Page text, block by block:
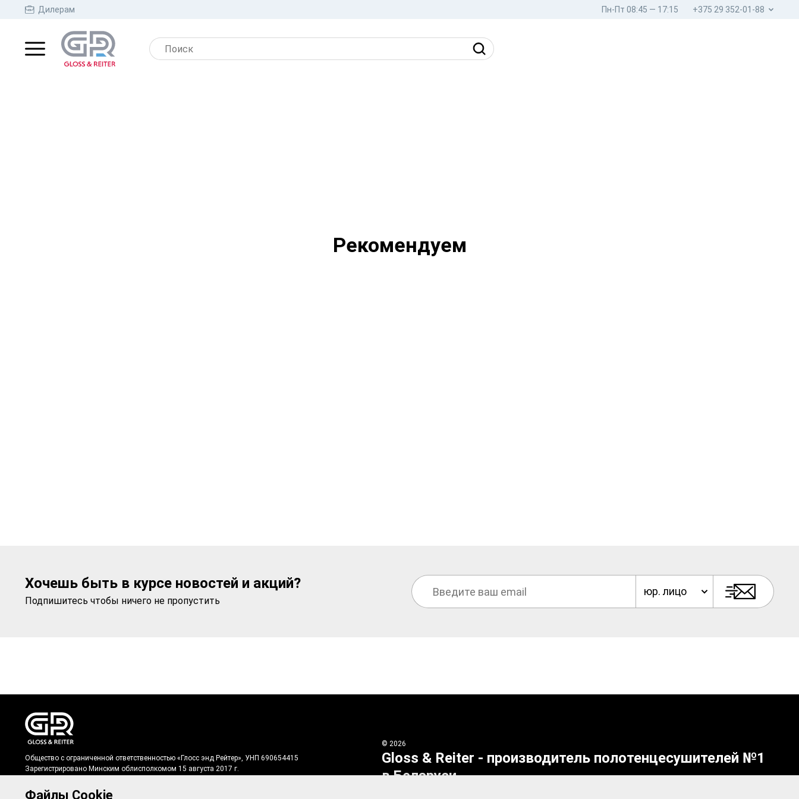
Файлы Cookie
Дилерам Пн-Пт 08:45 — 17:15 +375 29 352-01-88
Рекомендуем
Хочешь быть в курсе новостей и акций?
Подпишитесь чтобы ничего не пропустить
юр. лицо
Общество с ограниченной ответственностью «Глосс энд Рейтер», УНП 690654415
Зарегистрировано Минским облисполкомом 15 августа 2017 г.
Юридический адрес: 222712, Республика Беларусь, Минская область, Дзержинский район, г.
© 2026
Gloss & Reiter - производитель полотенцесушителей №1
в Беларуси